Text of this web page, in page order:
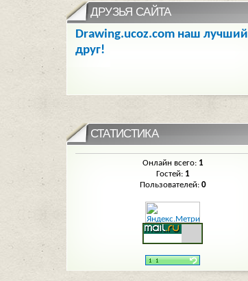
ДРУЗЬЯ САЙТА
Drawing.ucoz.com наш лучший
друг!
СТАТИСТИКА
Онлайн всего: 1
Гостей: 1
Пользователей: 0